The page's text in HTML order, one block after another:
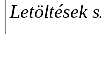
Letöltések